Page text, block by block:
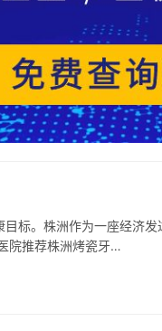
标。株洲作为一座经济
院推荐株洲烤瓷牙…